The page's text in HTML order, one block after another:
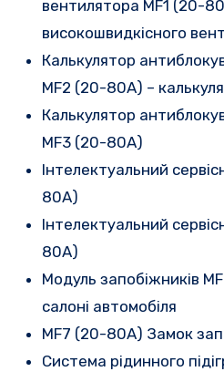
вентилятора MF1 (20-
високошвидкісного
Калькулятор
MF2 (20-80A) –
Калькулятор
MF3 (20-80A)
Інтелектуальний
80A)
Інтелектуальний
80A)
Модуль запобіжників
салоні автомобіля
MF7 (20-80A) Замок
Система рідинного